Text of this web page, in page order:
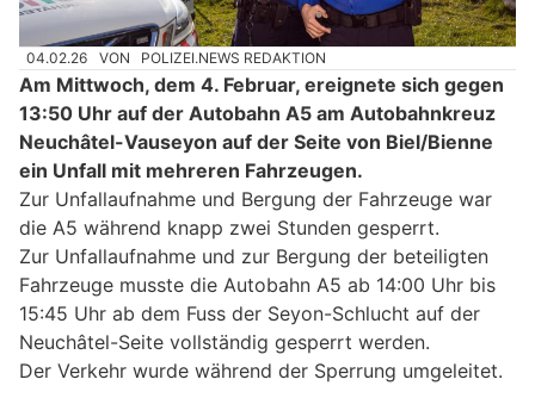
04.02.26 VON POLIZEI.NEWS REDAKTION
Am Mittwoch, dem 4. Februar, ereignete sich gegen
13:50 Uhr auf der Autobahn A5 am Autobahnkreuz
Neuchâtel-Vauseyon auf der Seite von Biel/Bienne
ein Unfall mit mehreren Fahrzeugen.
Zur Unfallaufnahme und Bergung der Fahrzeuge war
die A5 während knapp zwei Stunden gesperrt.
Zur Unfallaufnahme und zur Bergung der beteiligten
Fahrzeuge musste die Autobahn A5 ab 14:00 Uhr bis
15:45 Uhr ab dem Fuss der Seyon-Schlucht auf der
Neuchâtel-Seite vollständig gesperrt werden.
Der Verkehr wurde während der Sperrung umgeleitet.